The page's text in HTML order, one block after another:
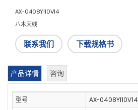
AX-0408YI10V14
八木天线
联系我们 下载规格书
产品详情 咨询
型号
AX-0408YI10V14